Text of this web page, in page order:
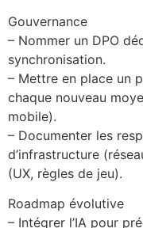
Gouvernance
– Nommer un DPO
synchronisation.
– Mettre en place un
chaque nouveau
mobile).
– Documenter les
d’infrastructure
(UX, règles de jeu).
Roadmap évolutive
– Intégrer l’IA pour